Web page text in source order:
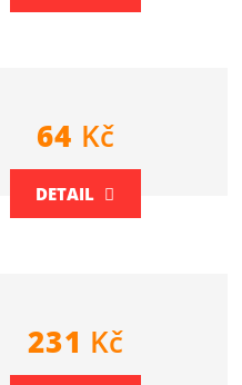
64 Kč
DETAIL
231 Kč